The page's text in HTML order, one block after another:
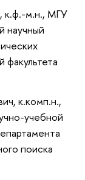
к.ф.-м.н., МГУ
научный
к.комп.н.,
учебной
поиска